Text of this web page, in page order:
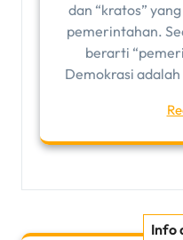
dan “kratos”
pemerintahan.
berarti
Demokrasi
Info